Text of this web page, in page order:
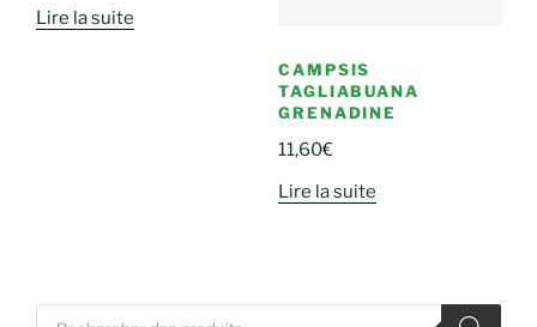
Lire la suite
CAMPSIS
TAGLIABUANA
GRENADINE
11,60€
Lire la suite
Recherche